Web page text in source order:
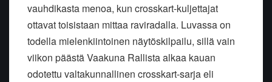
vauhdikasta menoa, kun crosskart-kuljettajat
ottavat toisistaan mittaa raviradalla. Luvassa on
todella mielenkiintoinen näytöskilpailu, sillä vain
viikon päästä Vaakuna Rallista alkaa kauan
odotettu valtakunnallinen crosskart-sarja eli